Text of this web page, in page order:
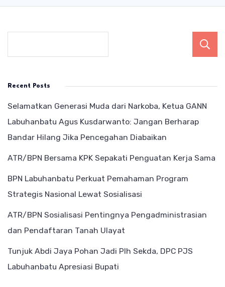
Recent Posts
Selamatkan Generasi Muda dari Narkoba, Ketua GANN
Labuhanbatu Agus Kusdarwanto: Jangan Berharap
Bandar Hilang Jika Pencegahan Diabaikan
ATR/BPN Bersama KPK Sepakati Penguatan Kerja Sama
BPN Labuhanbatu Perkuat Pemahaman Program
Strategis Nasional Lewat Sosialisasi
ATR/BPN Sosialisasi Pentingnya Pengadministrasian
dan Pendaftaran Tanah Ulayat
Tunjuk Abdi Jaya Pohan Jadi Plh Sekda, DPC PJS
Labuhanbatu Apresiasi Bupati